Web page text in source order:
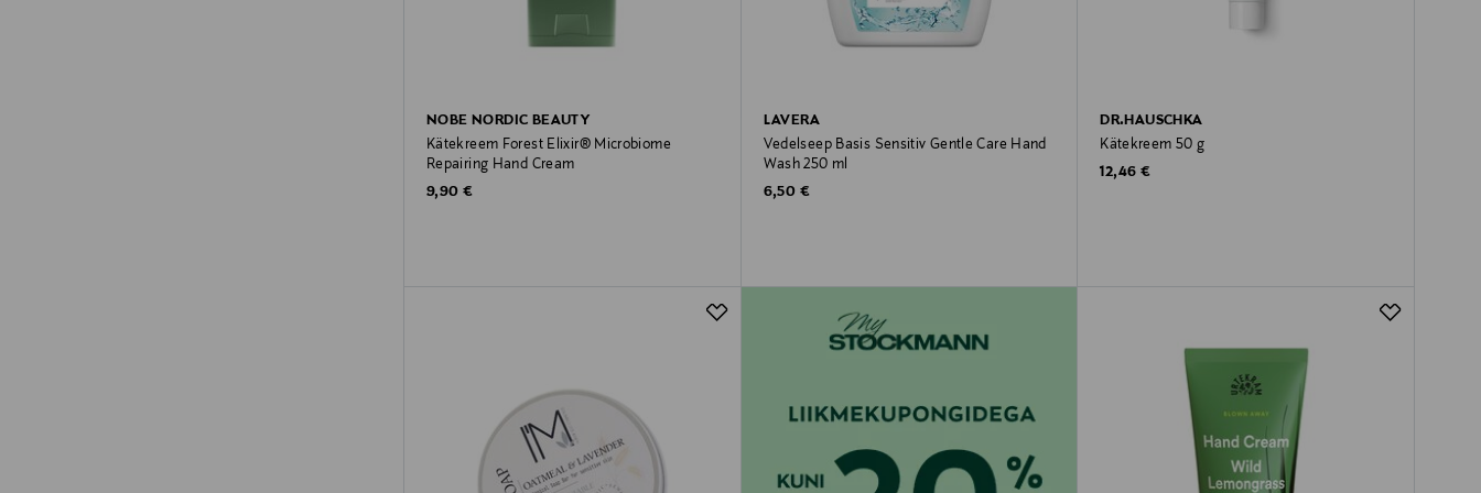
NOBE NORDIC BEAUTY
Kätekreem Forest Elixir® Microbiome
Repairing Hand Cream
Original Price
9,90 €
LAVERA
Vedelseep Basis Sensitiv Gentle Care Hand
Wash 250 ml
Original Price
6,50 €
DR.HAUSCHKA
Kätekreem 50 g
Original Price
12,46 €